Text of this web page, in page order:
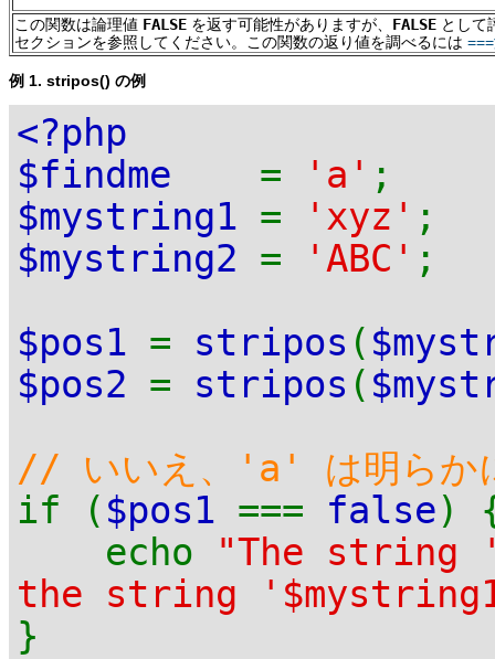
この関数は論理値 FALSE を返す可能性がありますが、 FALSE として
セクションを参照してください。この関数の返り値を調べるには
例 1. stripos() の例
<?php
$findme = 'a' ;
$mystring1 = 'xyz' ;
$mystring2 = 'ABC' ;
$pos1 = stripos (
$pos2 = stripos (
// いいえ、'a' は明らか
if ( $pos1 === false)
echo
"The string
the string
}